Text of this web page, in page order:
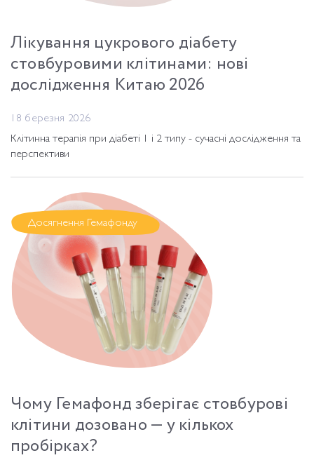
Лікування цукрового діабету
стовбуровими клітинами: нові
дослідження Китаю 2026
18 березня 2026
Клітинна терапія при діабеті 1 і 2 типу - сучасні дослідження та
перспективи
Досягнення Гемафонду
Чому Гемафонд зберігає стовбурові
клітини дозовано — у кількох
пробірках?